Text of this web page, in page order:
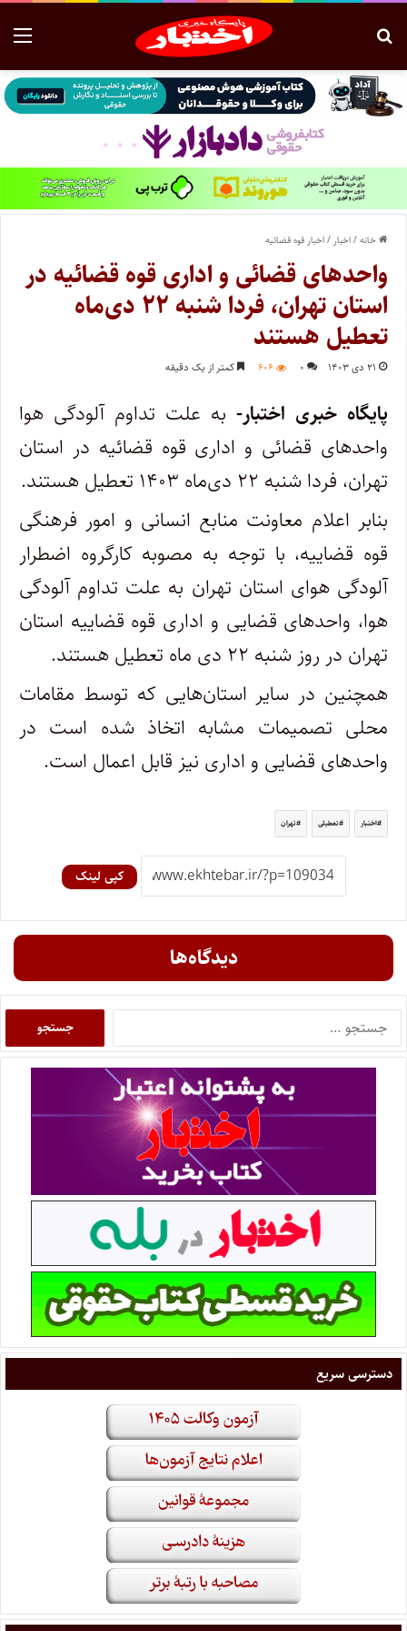
خانه/اخبار /اخبار قوه قضائیه
واحدهای قضائی و اداری قوه قضائیه در
استان تهران، فردا شنبه ۲۲ دی‌ماه
تعطیل هستند
۲۱ دی ۱۴۰۳ ۰ ۶۰۶ کمتر از یک دقیقه
پایگاه خبری اختبار- به علت تداوم آلودگی هوا
واحدهای قضائی و اداری قوه قضائیه در استان
تهران، فردا شنبه ۲۲ دی‌ماه ۱۴۰۳ تعطیل هستند.
بنابر اعلام معاونت منابع انسانی و امور فرهنگی
قوه قضاییه، با توجه به مصوبه کارگروه اضطرار
آلودگی هوای استان تهران به علت تداوم آلودگی
هوا، واحد‌های قضایی و اداری قوه قضاییه استان
تهران در روز شنبه ۲۲ دی ماه تعطیل هستند.
همچنین در سایر استان‌هایی که توسط مقامات
محلی تصمیمات مشابه اتخاذ شده است در
واحد‌های قضایی و اداری نیز قابل اعمال است.
اختبار تعطیلی تهران
کپی لینک
دیدگاه‌ها
دسترسی سریع